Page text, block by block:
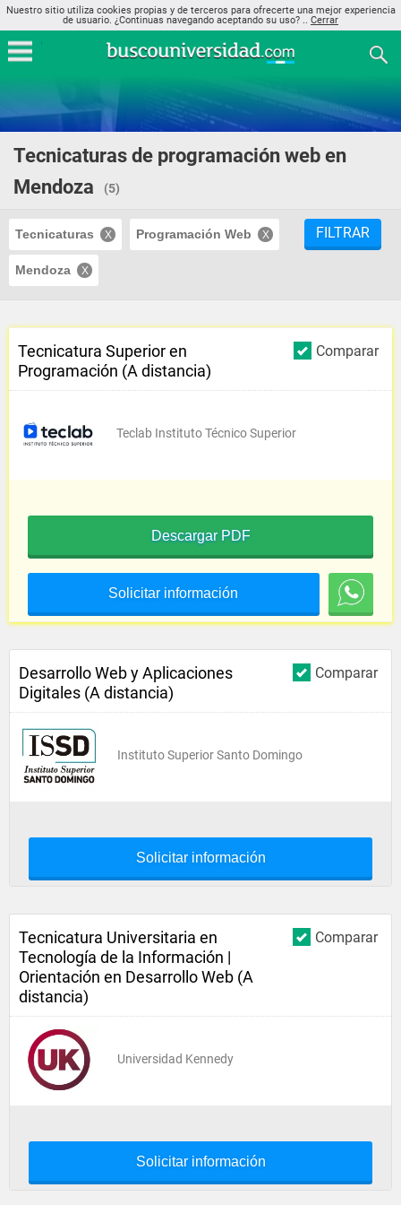
Nuestro sitio utiliza cookies propias y de terceros para ofrecerte una mejor experiencia
de usuario. ¿Continuas navegando aceptando su uso? .. Cerrar
Tecnicaturas de programación web en
Mendoza
(5)
Tecnicaturas Programación Web
Mendoza
FILTRAR
Comparar
Tecnicatura Superior en
Programación (A distancia)
Teclab Instituto Técnico Superior
Descargar PDF
Solicitar información
Comparar
Desarrollo Web y Aplicaciones
Digitales (A distancia)
Instituto Superior Santo Domingo
Solicitar información
Comparar
Tecnicatura Universitaria en
Tecnología de la Información |
Orientación en Desarrollo Web (A
distancia)
Universidad Kennedy
Solicitar información